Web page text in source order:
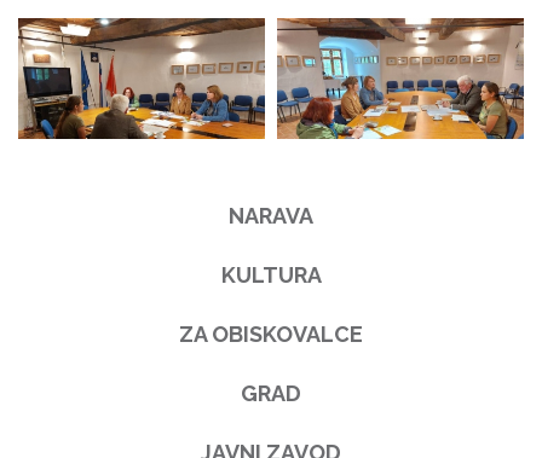
NARAVA
KULTURA
ZA OBISKOVALCE
GRAD
JAVNI ZAVOD